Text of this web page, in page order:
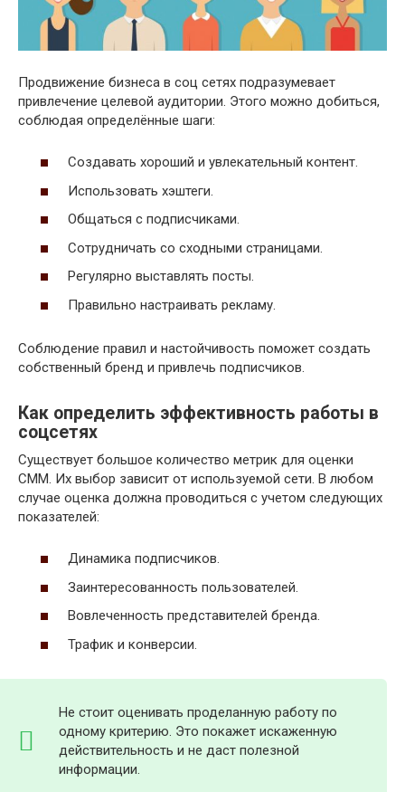
Продвижение бизнеса в соц сетях подразумевает
привлечение целевой аудитории. Этого можно добиться,
соблюдая определённые шаги:
Создавать хороший и увлекательный контент.
Использовать хэштеги.
Общаться с подписчиками.
Сотрудничать со сходными страницами.
Регулярно выставлять посты.
Правильно настраивать рекламу.
Соблюдение правил и настойчивость поможет создать
собственный бренд и привлечь подписчиков.
Как определить эффективность работы в
соцсетях
Существует большое количество метрик для оценки
СММ. Их выбор зависит от используемой сети. В любом
случае оценка должна проводиться с учетом следующих
показателей:
Динамика подписчиков.
Заинтересованность пользователей.
Вовлеченность представителей бренда.
Трафик и конверсии.
Не стоит оценивать проделанную работу по
одному критерию. Это покажет искаженную
действительность и не даст полезной
информации.